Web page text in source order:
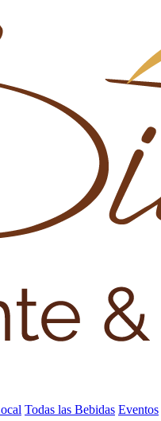
Todas las Bebidas Eventos